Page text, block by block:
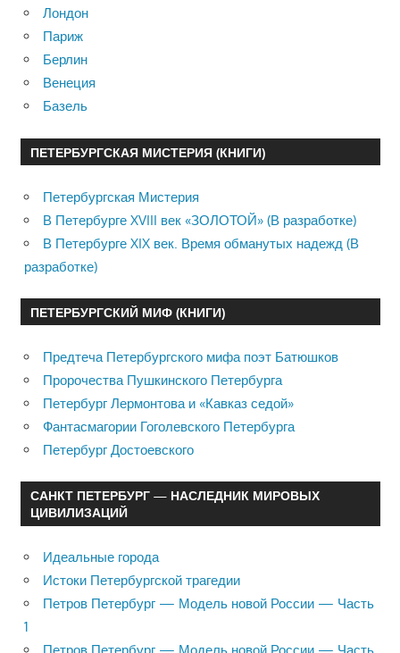
Лондон
Париж
Берлин
Венеция
Базель
ПЕТЕРБУРГСКАЯ МИСТЕРИЯ (КНИГИ)
Петербургская Мистерия
В Петербурге XVIII век «ЗОЛОТОЙ» (В разработке)
В Петербурге XIX век. Время обманутых надежд (В
разработке)
ПЕТЕРБУРГСКИЙ МИФ (КНИГИ)
Предтеча Петербургского мифа поэт Батюшков
Пророчества Пушкинского Петербурга
Петербург Лермонтова и «Кавказ седой»
Фантасмагории Гоголевского Петербурга
Петербург Достоевского
САНКТ ПЕТЕРБУРГ — НАСЛЕДНИК МИРОВЫХ
ЦИВИЛИЗАЦИЙ
Идеальные города
Истоки Петербургской трагедии
Петров Петербург — Модель новой России — Часть
1